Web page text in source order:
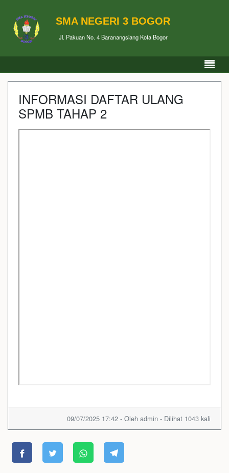
SMA NEGERI 3 BOGOR
Jl. Pakuan No. 4 Baranangsiang Kota Bogor
INFORMASI DAFTAR ULANG
SPMB TAHAP 2
09/07/2025 17:42 - Oleh admin - Dilihat 1043 kali